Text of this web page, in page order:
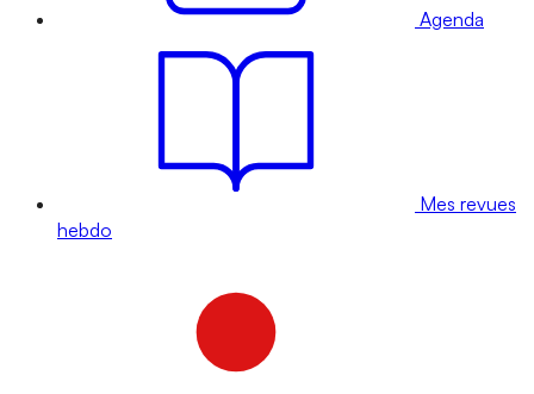
Agenda
Mes revues
hebdo